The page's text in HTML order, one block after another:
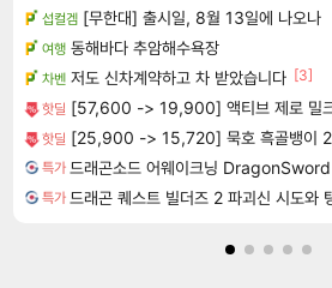
섭컬겜 [무한대] 출시일, 8월 13일에 나오나
여행 동해바다 추암해수욕장
차벤 저도 신차계약하고 차 받았습니다 [3]
핫딜 [57,600 -> 19,900] 액티브 제로 밀
핫딜 [25,900 -> 15,720] 묵호 흑골뱅이
특가
특가